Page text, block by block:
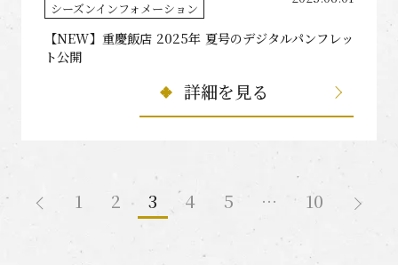
シーズンインフォメーション
【NEW】重慶飯店 2025年 夏号のデジタルパンフレッ
ト公開
詳細を見る
1 2 3 4 5 … 10